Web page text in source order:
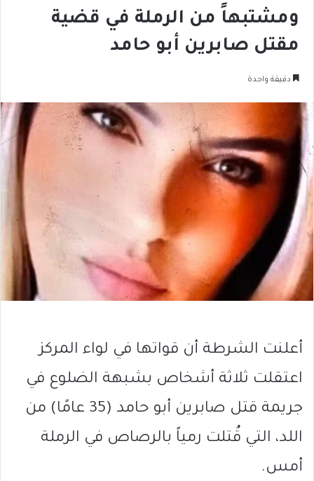
ومشتبهاً من الرملة في قضية
مقتل صابرين أبو حامد
دقيقة واحدة
أعلنت الشرطة أن قواتها في لواء المركز
اعتقلت ثلاثة أشخاص بشبهة الضلوع في
جريمة قتل صابرين أبو حامد (35 عامًا) من
اللد، التي قُتلت رمياً بالرصاص في الرملة
أمس.